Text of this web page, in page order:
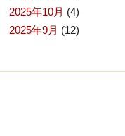
2025年10月 (4)
2025年9月 (12)